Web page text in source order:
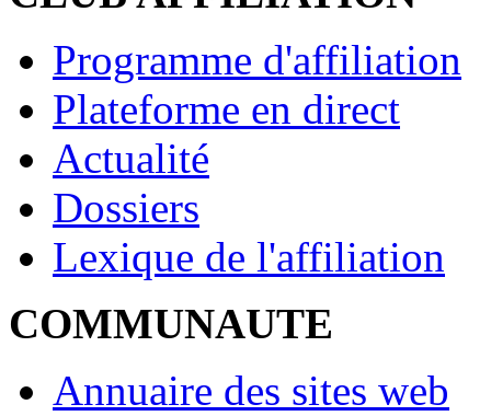
Programme d'affiliation
Plateforme en direct
Actualité
Dossiers
Lexique de l'affiliation
COMMUNAUTE
Annuaire des sites web